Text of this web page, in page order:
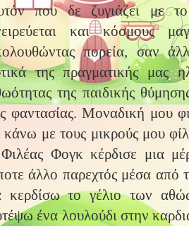
που δε ζυγιάζει με
και κόσμους
πορεία, σαν
της πραγματικής μας
της παιδικής
φαντασίας. Μοναδική μου
κάνω με τους μικρούς μου
Φογκ κέρδισε μια
άλλο παρεχτός μέσα από
κερδίσω το γέλιο των
ένα λουλούδι στην